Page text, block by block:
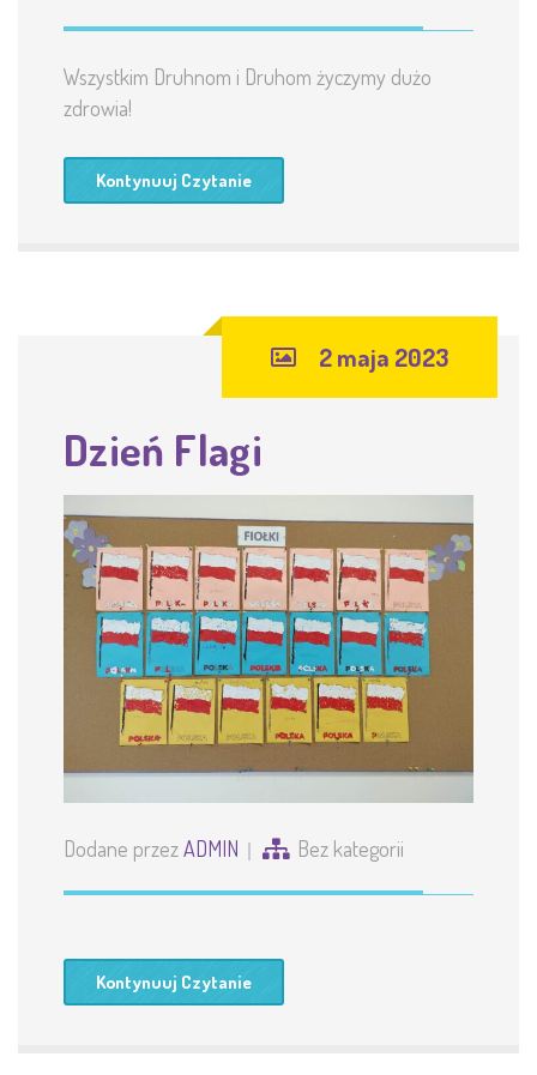
Wszystkim Druhnom i Druhom życzymy dużo
zdrowia!
Kontynuuj Czytanie
2 maja 2023
Dzień Flagi
Dodane przezADMIN Bez kategorii
Kontynuuj Czytanie